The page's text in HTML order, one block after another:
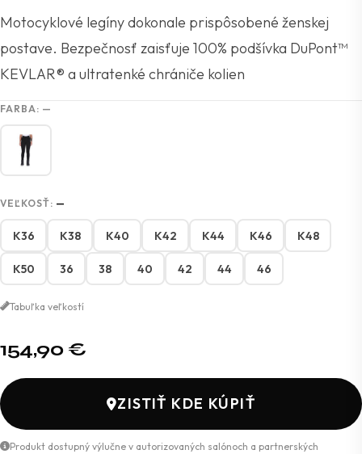
Motocyklové legíny dokonale prispôsobené ženskej
postave. Bezpečnosť zaisťuje 100% podšívka DuPont™
KEVLAR® a ultratenké chrániče kolien
FARBA: —
VEĽKOSŤ: —
K36 K38 K40 K42 K44 K46 K48
K50 36 38 40 42 44 46
Tabuľka veľkostí
154,90 €
ZISTIŤ KDE KÚPIŤ
Produkt dostupný výlučne v autorizovaných salónoch a partnerských